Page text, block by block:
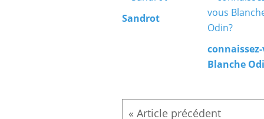
Sandrot
Blanche